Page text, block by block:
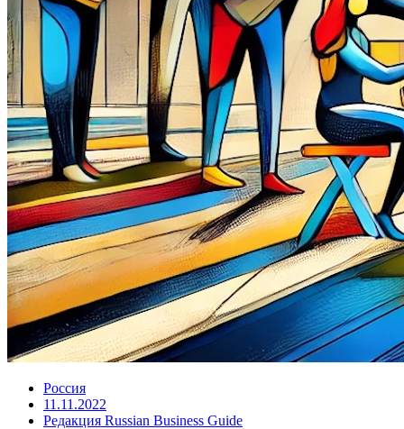
Россия
11.11.2022
Редакция Russian Business Guide